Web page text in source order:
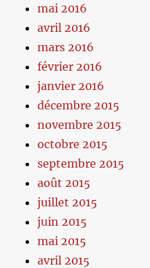
mai 2016
avril 2016
mars 2016
février 2016
janvier 2016
décembre 2015
novembre 2015
octobre 2015
septembre 2015
août 2015
juillet 2015
juin 2015
mai 2015
avril 2015